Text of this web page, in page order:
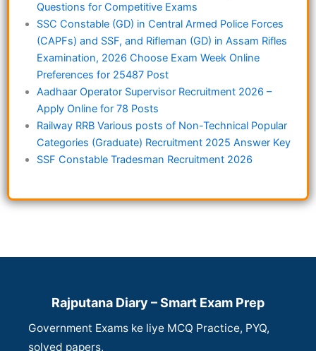
Questions for Competitive Exams
SSC Constable (GD) in Central Armed Police Forces
(CAPFs) and SSF, and Rifleman (GD) in Assam Rifles
Examination, 2026 Choose Exam Week Online
Preferences for 25487 Post
Aadhaar Operator Supervisor Recruitment 2026 –
Apply Online for 78 Posts
Railway RRB Various posts of Non-Technical Popular
Categories (Graduate) Recruitment 2025 Answer Key
SSF Constable Tradesman Recruitment 2026
Rajputana Diary – Smart Exam Prep
Government Exams ke liye MCQ Practice, PYQ,
solved papers,